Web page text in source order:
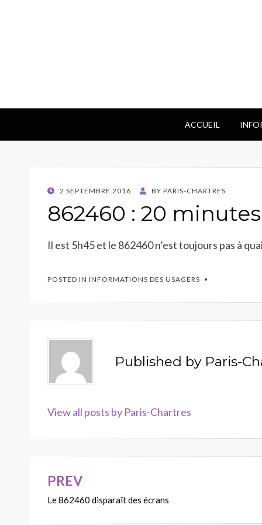
ACCUEIL
POSTED
2 SEPTEMBRE 2016 BY PARIS-CHARTRES
862460 : 20
Il est 5h45 et le 862460 n’est toujours pas à
POSTED IN INFORMATIONS DES USAGERS
Published by Paris-
View all posts by Paris-Chartres
Navigation
de
PREV
Le 862460 disparaît des écrans